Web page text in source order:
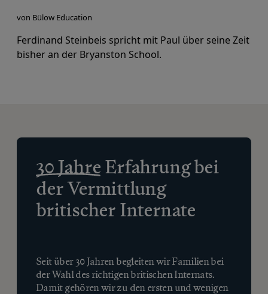
von Bülow Education
Ferdinand Steinbeis spricht mit Paul über seine Zeit
bisher an der Bryanston School.
30 JahreErfahrung bei
der Vermittlung
britischer Internate
Seit über 30 Jahren begleiten wir Familien bei
der Wahl des richtigen britischen Internats.
Damit gehören wir zu den ersten und wenigen